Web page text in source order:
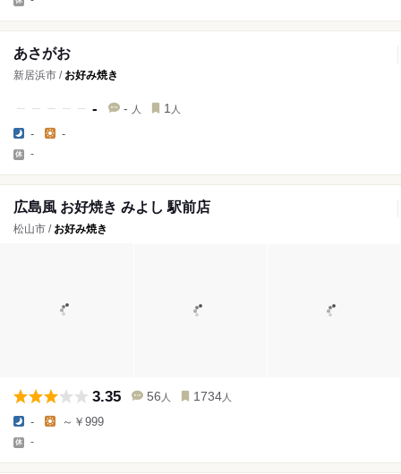
あさがお
新居浜市 / お好み焼き
- - 人 1 人
- -
-
広島風 お好焼き みよし 駅前店
松山市 / お好み焼き
3.35 56 人 1734 人
- ～￥999
-